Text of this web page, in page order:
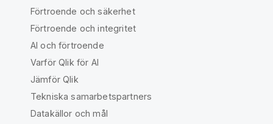
Förtroende och säkerhet
Förtroende och integritet
AI och förtroende
Varför Qlik för AI
Jämför Qlik
Tekniska samarbetspartners
Datakällor och mål